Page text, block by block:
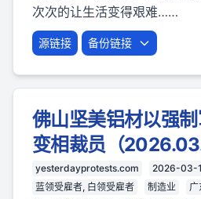
次次的让生活变得艰难……
源链接 备份链接
佛山坚美铝材以强
变相裁员（
yesterdayprotests.com
2026-03-
蓝领受雇者, 白领受雇者
制造业 广